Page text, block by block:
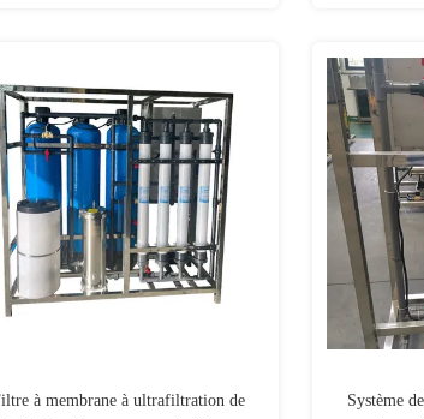
à membrane à ultrafiltration de
Système